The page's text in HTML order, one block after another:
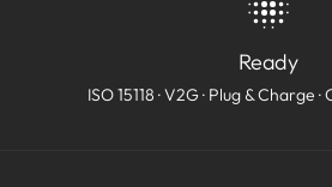
Ready
ISO 15118 · V2G · Plug & Charge